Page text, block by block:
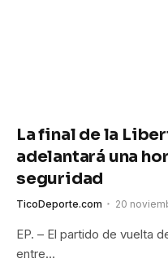
La final de la
adelantará una
seguridad
TicoDeporte.com 20
EP. – El partido de vuelta
entre…